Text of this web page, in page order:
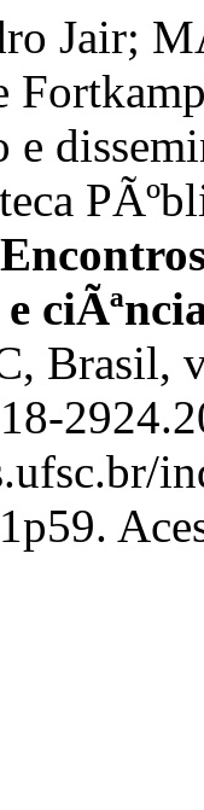
Jair;
e
Brasil,